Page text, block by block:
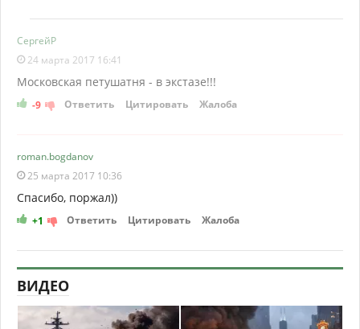
СергейР
24 марта 2017 16:41
Московская петушатня - в экстазе!!!
-9 Ответить Цитировать Жалоба
roman.bogdanov
25 марта 2017 10:36
Спасибо, поржал))
+1 Ответить Цитировать Жалоба
ВИДЕО